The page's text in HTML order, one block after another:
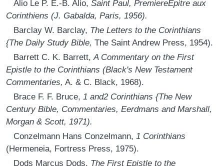
Alio Le P. E.-B. Alio, Saint Paul, PremiereEpitre aux
Corinthiens (J. Gabalda, Paris, 1956).
Barclay W. Barclay, The Letters to the Corinthians
{The Daily Study Bible, The Saint Andrew Press, 1954).
Barrett С. K. Barrett,A Commentary on the First
Epistle to the Corinthians (Black's New Testament
Commentaries, A. & C. Black, 1968).
Brace F. F. Bruce, 1 and2 Corinthians {The New
Century Bible, Commentaries, Eerdmans and Marshall,
Morgan & Scott, 1971).
Conzelmann Hans Conzelmann, 1 Corinthians
(Hermeneia, Fortress Press, 1975).
Dods Marcus Dods, The First Epistle to the